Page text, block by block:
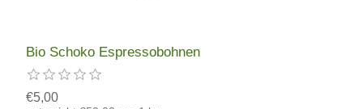
Bio Schoko Espressobohnen
€5,00